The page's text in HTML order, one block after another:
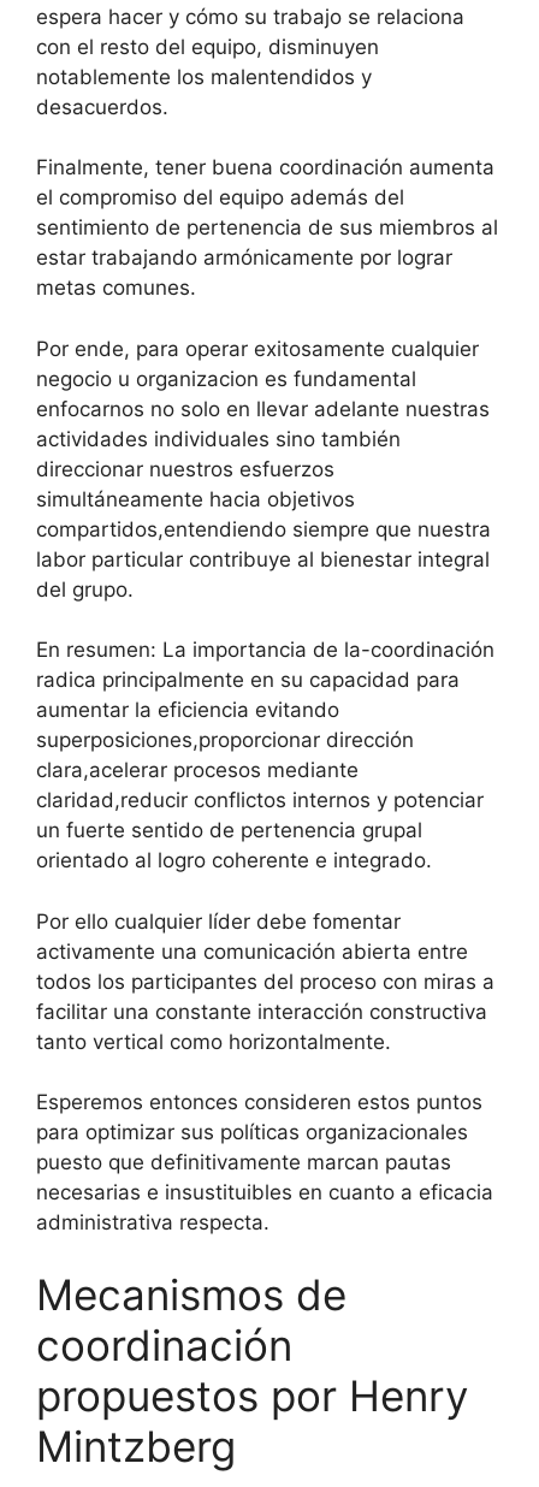
espera hacer y cómo su trabajo se relaciona
con el resto del equipo, disminuyen
notablemente los malentendidos y
desacuerdos.
Finalmente, tener buena coordinación aumenta
el compromiso del equipo además del
sentimiento de pertenencia de sus miembros al
estar trabajando armónicamente por lograr
metas comunes.
Por ende, para operar exitosamente cualquier
negocio u organizacion es fundamental
enfocarnos no solo en llevar adelante nuestras
actividades individuales sino también
direccionar nuestros esfuerzos
simultáneamente hacia objetivos
compartidos,entendiendo siempre que nuestra
labor particular contribuye al bienestar integral
del grupo.
En resumen: La importancia de la-coordinación
radica principalmente en su capacidad para
aumentar la eficiencia evitando
superposiciones,proporcionar dirección
clara,acelerar procesos mediante
claridad,reducir conflictos internos y potenciar
un fuerte sentido de pertenencia grupal
orientado al logro coherente e integrado.
Por ello cualquier líder debe fomentar
activamente una comunicación abierta entre
todos los participantes del proceso con miras a
facilitar una constante interacción constructiva
tanto vertical como horizontalmente.
Esperemos entonces consideren estos puntos
para optimizar sus políticas organizacionales
puesto que definitivamente marcan pautas
necesarias e insustituibles en cuanto a eficacia
administrativa respecta.
Mecanismos de
coordinación
propuestos por Henry
Mintzberg